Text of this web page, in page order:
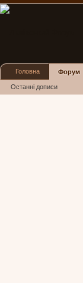
Головна Форум
Останні дописи